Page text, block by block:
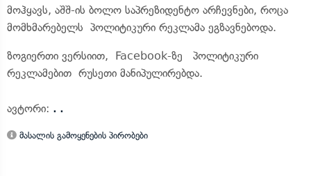
მოჰყავს, აშშ-ის ბოლო საპრეზიდენტო არჩევნები, როცა
მომხმარებელს პოლიტიკური რეკლამა ეგზავნებოდა.
ზოგიერთი ვერსიით, Facebook-ზე პოლიტიკური
რეკლამებით რუსეთი მანიპულირებდა.
ავტორი: . .
მასალის გამოყენების პირობები